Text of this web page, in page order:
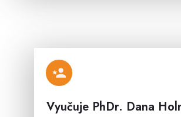
Vyučuje PhDr. Dana